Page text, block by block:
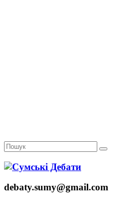
debaty.sumy@gmail.com